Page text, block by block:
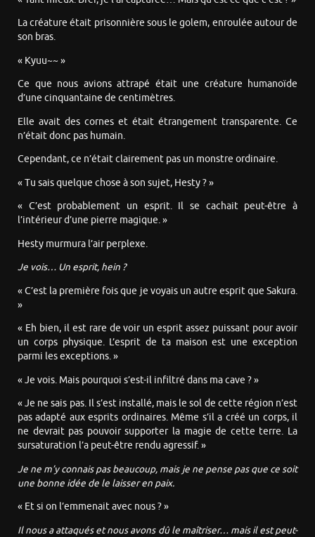
La créature était prisonnière sous le golem, enroulée autour de
son bras.
« Kyuu~~ »
Ce que nous avions attrapé était une créature humanoïde
d’une cinquantaine de centimètres.
Elle avait des cornes et était étrangement transparente. Ce
n’était donc pas humain.
Cependant, ce n’était clairement pas un monstre ordinaire.
« Tu sais quelque chose à son sujet, Hesty ? »
« C’est probablement un esprit. Il se cachait peut-être à
l’intérieur d’une pierre magique. »
Hesty murmura l’air perplexe.
Je vois… Un esprit, hein ?
« C’est la première fois que je voyais un autre esprit que Sakura.
»
« Eh bien, il est rare de voir un esprit assez puissant pour avoir
un corps physique. L’esprit de ta maison est une exception
parmi les exceptions. »
« Je vois. Mais pourquoi s’est-il infiltré dans ma cave ? »
« Je ne sais pas. Il s’est installé, mais le sol de cette région n’est
pas adapté aux esprits ordinaires. Même s’il a créé un corps, il
ne devrait pas pouvoir supporter la magie de cette terre. La
sursaturation l’a peut-être rendu agressif. »
Je ne m’y connais pas beaucoup, mais je ne pense pas que ce soit
une bonne idée de le laisser en paix.
« Et si on l’emmenait avec nous ? »
Il nous a attaqués et nous avons dû le maîtriser… mais il est peut-